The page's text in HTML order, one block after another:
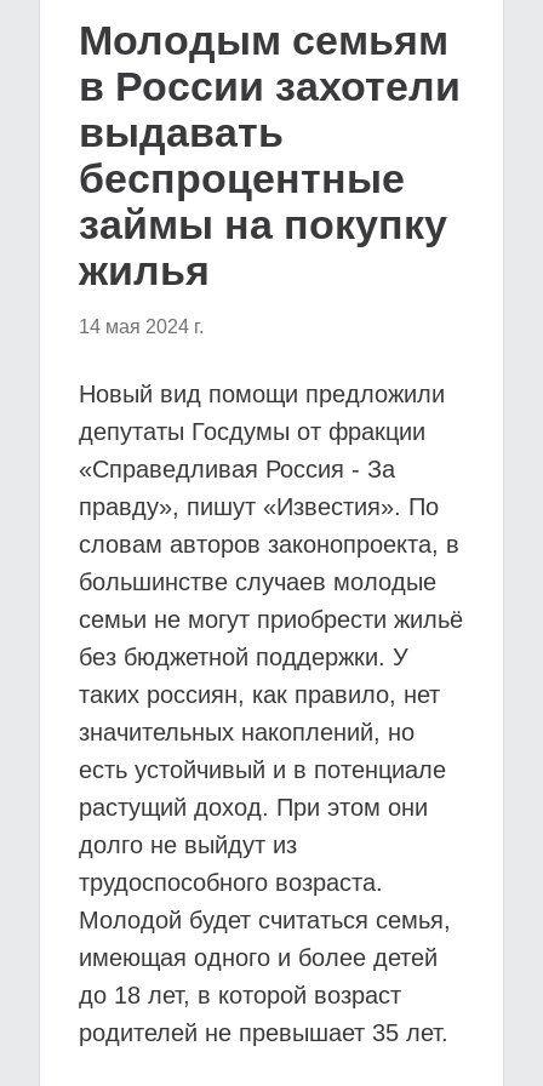
Молодым семьям
в России захотели
выдавать
беспроцентные
займы на покупку
жилья
14 мая 2024 г.
Новый вид помощи предложили
депутаты Госдумы от фракции
«Справедливая Россия - За
правду», пишут «Известия». По
словам авторов законопроекта, в
большинстве случаев молодые
семьи не могут приобрести жильё
без бюджетной поддержки. У
таких россиян, как правило, нет
значительных накоплений, но
есть устойчивый и в потенциале
растущий доход. При этом они
долго не выйдут из
трудоспособного возраста.
Молодой будет считаться семья,
имеющая одного и более детей
до 18 лет, в которой возраст
родителей не превышает 35 лет.